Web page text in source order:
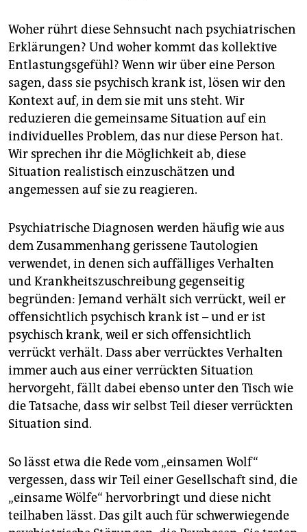
Woher rührt diese Sehnsucht nach psychiatrischen
Erklärungen? Und woher kommt das kollektive
Entlastungsgefühl? Wenn wir über eine Person
sagen, dass sie psychisch krank ist, lösen wir den
Kontext auf, in dem sie mit uns steht. Wir
reduzieren die gemeinsame Situation auf ein
individuelles Problem, das nur diese Person hat.
Wir sprechen ihr die Möglichkeit ab, diese
Situation realistisch einzuschätzen und
angemessen auf sie zu reagieren.
Psychiatrische Diagnosen werden häufig wie aus
dem Zusammenhang gerissene Tautologien
verwendet, in denen sich auffälliges Verhalten
und Krankheitszuschreibung gegenseitig
begründen: Jemand verhält sich verrückt, weil er
offensichtlich psychisch krank ist – und er ist
psychisch krank, weil er sich offensichtlich
verrückt verhält. Dass aber verrücktes Verhalten
immer auch aus einer verrückten Situation
hervorgeht, fällt dabei ebenso unter den Tisch wie
die Tatsache, dass wir selbst Teil dieser verrückten
Situation sind.
So lässt etwa die Rede vom „einsamen Wolf“
vergessen, dass wir Teil einer Gesellschaft sind, die
„einsame Wölfe“ hervorbringt und diese nicht
teilhaben lässt. Das gilt auch für schwerwiegende